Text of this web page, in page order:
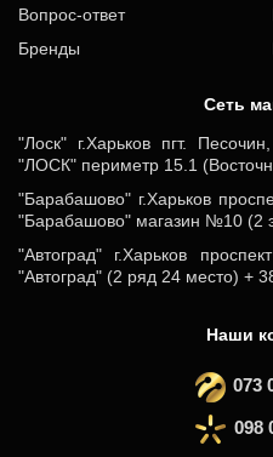
Вопрос-ответ
Бренды
Cеть
"Лоск" г.Харьков пгт.
"ЛОСК" периметр 15.1
"Барабашово" г.Харьков
"Барабашово" магазин №10 (2
"Автоград" г.Харьков
"Автоград" (2 ряд 24 место) +
Наши
073
098